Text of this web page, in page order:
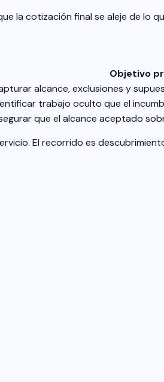
la cotización final se aleje de lo
Objetivo
alcance, exclusiones y
trabajo oculto que el
que el alcance aceptado
El recorrido es